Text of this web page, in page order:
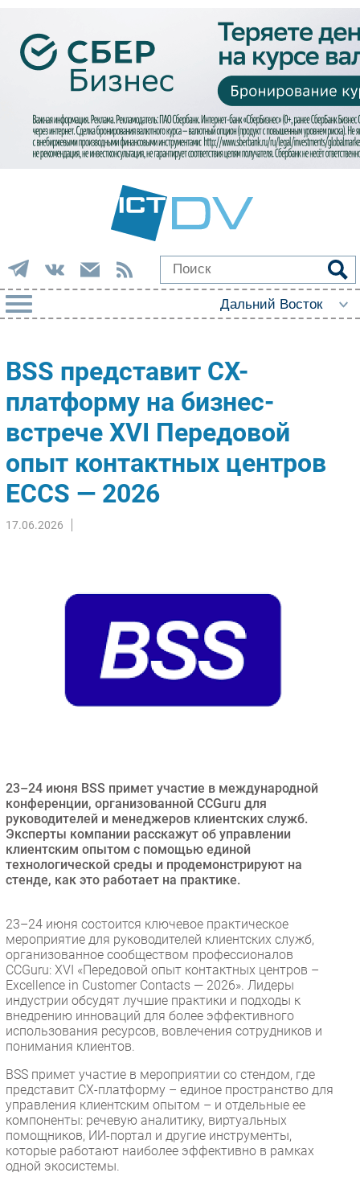
Импорто­замещение
Автоматизация Промышленности
Интернет
Мобильная связь
Фиксированная связь
Интеграция
Рынок ПК
Регулирование
Финансы
CIO/Управление ИТ
Гаджеты
Здоровье
РАЗДЕЛЫ
Аналитика
Интервью
Мероприятия
Проекты
IT класс
Тестовый стенд
BSS представит CX-
платформу на бизнес-
встрече XVI Передовой
опыт контактных центров
ECCS — 2026
17.06.2026
23–24 июня BSS примет участие в международной
конференции, организованной CCGuru для
руководителей и менеджеров клиентских служб.
Эксперты компании расскажут об управлении
клиентским опытом с помощью единой
технологической среды и продемонстрируют на
стенде, как это работает на практике.
23–24 июня состоится ключевое практическое
мероприятие для руководителей клиентских служб,
организованное сообществом профессионалов
CCGuru: XVI «Передовой опыт контактных центров –
Excellence in Customer Contacts — 2026». Лидеры
индустрии обсудят лучшие практики и подходы к
внедрению инноваций для более эффективного
использования ресурсов, вовлечения сотрудников и
понимания клиентов.
BSS примет участие в мероприятии со стендом, где
представит CX-платформу – единое пространство для
управления клиентским опытом – и отдельные ее
компоненты: речевую аналитику, виртуальных
помощников, ИИ-портал и другие инструменты,
которые работают наиболее эффективно в рамках
одной экосистемы.